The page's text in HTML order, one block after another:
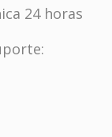
24 horas